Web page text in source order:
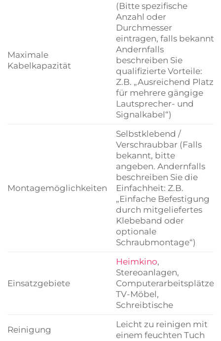
Maximale
Kabelkapazität
(Bitte spezifische
Anzahl oder
Durchmesser
eintragen, falls bekannt.
Andernfalls
beschreiben Sie
qualifizierte Vorteile:
Z.B. „Ausreichend Platz
für mehrere gängige
Lautsprecher- und
Signalkabel“)
Montagemöglichkeiten
Selbstklebend /
Verschraubbar (Falls
bekannt, bitte
angeben. Andernfalls
beschreiben Sie die
Einfachheit: Z.B.
„Einfache Befestigung
durch mitgeliefertes
Klebeband oder
optionale
Schraubmontage“)
Einsatzgebiete
Heimkino,
Stereoanlagen,
Computerarbeitsplätze,
TV-Möbel,
Schreibtische
Reinigung
Leicht zu reinigen mit
einem feuchten Tuch